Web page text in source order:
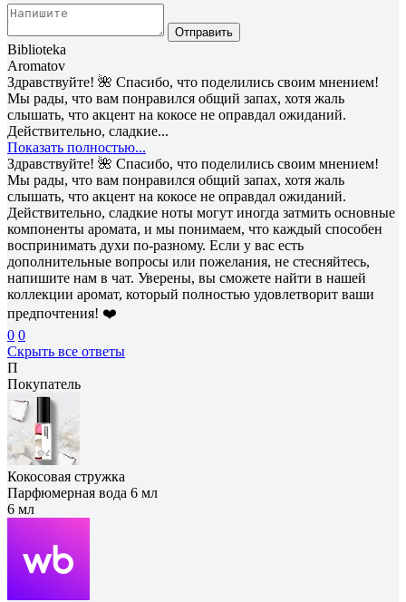
Отправить
Biblioteka
Aromatov
Здравствуйте! 🌺 Спасибо, что поделились своим мнением!
Мы рады, что вам понравился общий запах, хотя жаль
слышать, что акцент на кокосе не оправдал ожиданий.
Действительно, сладкие...
Показать полностью...
Здравствуйте! 🌺 Спасибо, что поделились своим мнением!
Мы рады, что вам понравился общий запах, хотя жаль
слышать, что акцент на кокосе не оправдал ожиданий.
Действительно, сладкие ноты могут иногда затмить основные
компоненты аромата, и мы понимаем, что каждый способен
воспринимать духи по-разному. Если у вас есть
дополнительные вопросы или пожелания, не стесняйтесь,
напишите нам в чат. Уверены, вы сможете найти в нашей
коллекции аромат, который полностью удовлетворит ваши
предпочтения! ❤️
0 0
Скрыть все ответы
П
Покупатель
Кокосовая стружка
Парфюмерная вода 6 мл
6 мл